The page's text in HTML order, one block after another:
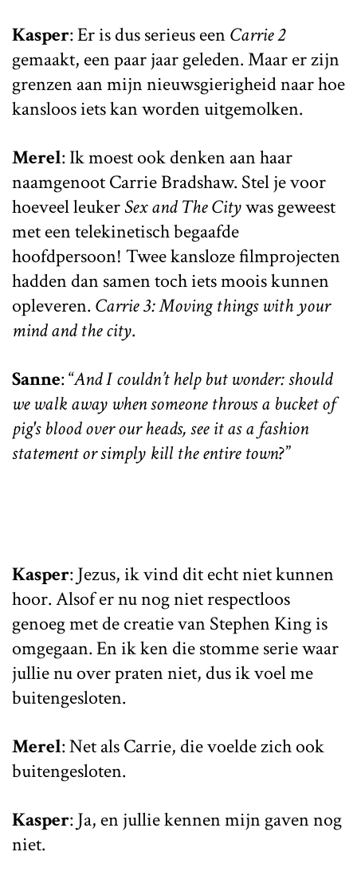
Kasper: Er is dus serieus eenCarrie 2
gemaakt, een paar jaar geleden. Maar er zijn
grenzen aan mijn nieuwsgierigheid naar hoe
kansloos iets kan worden uitgemolken.
Merel: Ik moest ook denken aan haar
naamgenoot Carrie Bradshaw. Stel je voor
hoeveel leukerSex and The Citywas geweest
met een telekinetisch begaafde
hoofdpersoon! Twee kansloze filmprojecten
hadden dan samen toch iets moois kunnen
opleveren. Carrie 3: Moving things with your
mind and the city.
Sanne: “And I couldn’t help but wonder: should
we walk away when someone throws a bucket of
pig's blood over our heads, see it as a fashion
statement or simply kill the entire town?”
Kasper: Jezus, ik vind dit echt niet kunnen
hoor. Alsof er nu nog niet respectloos
genoeg met de creatie van Stephen King is
omgegaan. En ik ken die stomme serie waar
jullie nu over praten niet, dus ik voel me
buitengesloten.
Merel: Net als Carrie, die voelde zich ook
buitengesloten.
Kasper: Ja, en jullie kennen mijn gaven nog
niet.